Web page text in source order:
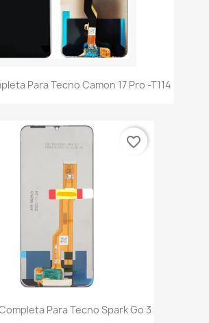
Para Tecno Camon 17 Pro -t114
Para Tecno Spark Go 3
favorite_border